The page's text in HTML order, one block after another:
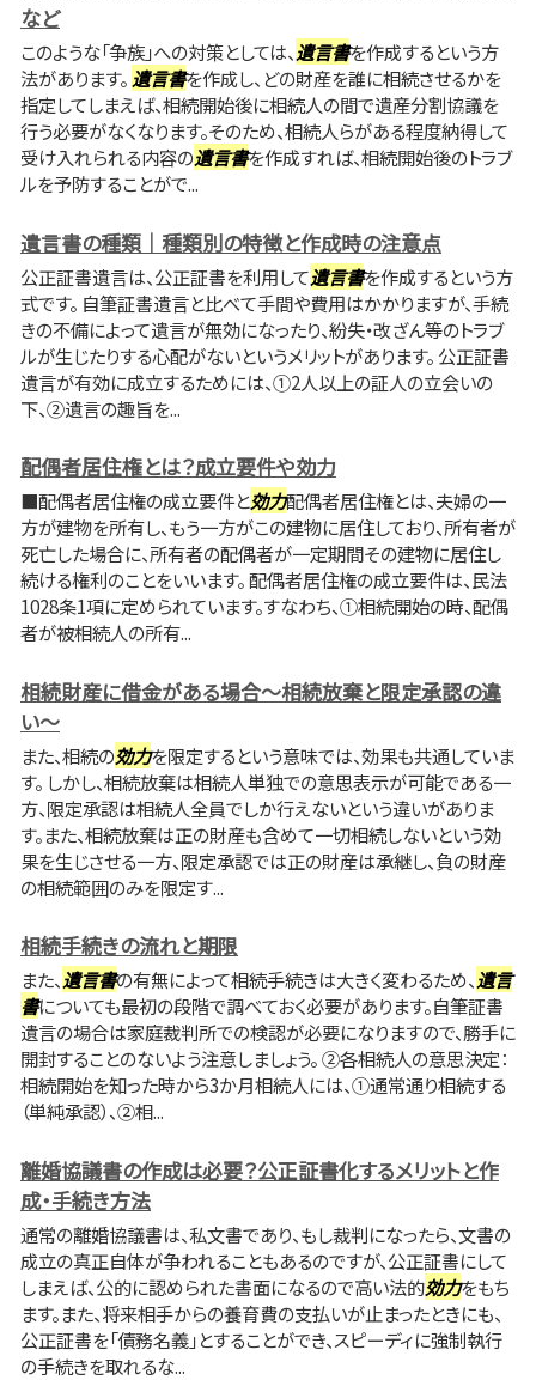
など
このような「争族」への対策としては、遺言書を作成するという方
法があります。 遺言書を作成し、どの財産を誰に相続させるかを
指定してしまえば、相続開始後に相続人の間で遺産分割協議を
行う必要がなくなります。そのため、相続人らがある程度納得して
受け入れられる内容の遺言書を作成すれば、相続開始後のトラブ
ルを予防することがで...
遺言書の種類｜種類別の特徴と作成時の注意点
公正証書遺言は、公正証書を利用して遺言書を作成するという方
式です。 自筆証書遺言と比べて手間や費用はかかりますが、手続
きの不備によって遺言が無効になったり、紛失・改ざん等のトラブ
ルが生じたりする心配がないというメリットがあります。 公正証書
遺言が有効に成立するためには、①2人以上の証人の立会いの
下、②遺言の趣旨を...
配偶者居住権とは？成立要件や効力
■配偶者居住権の成立要件と効力配偶者居住権とは、夫婦の一
方が建物を所有し、もう一方がこの建物に居住しており、所有者が
死亡した場合に、所有者の配偶者が一定期間その建物に居住し
続ける権利のことをいいます。 配偶者居住権の成立要件は、民法
1028条1項に定められています。すなわち、①相続開始の時、配偶
者が被相続人の所有...
相続財産に借金がある場合～相続放棄と限定承認の違
い～
また、相続の効力を限定するという意味では、効果も共通していま
す。 しかし、相続放棄は相続人単独での意思表示が可能である一
方、限定承認は相続人全員でしか行えないという違いがありま
す。また、相続放棄は正の財産も含めて一切相続しないという効
果を生じさせる一方、限定承認では正の財産は承継し、負の財産
の相続範囲のみを限定す...
相続手続きの流れと期限
また、遺言書の有無によって相続手続きは大きく変わるため、遺言
書についても最初の段階で調べておく必要があります。自筆証書
遺言の場合は家庭裁判所での検認が必要になりますので、勝手に
開封することのないよう注意しましょう。 ②各相続人の意思決定：
相続開始を知った時から3か月相続人には、①通常通り相続する
（単純承認）、②相...
離婚協議書の作成は必要？公正証書化するメリットと作
成・手続き方法
通常の離婚協議書は、私文書であり、もし裁判になったら、文書の
成立の真正自体が争われることもあるのですが、公正証書にして
しまえば、公的に認められた書面になるので高い法的効力をもち
ます。また、将来相手からの養育費の支払いが止まったときにも、
公正証書を「債務名義」とすることができ、スピーディに強制執行
の手続きを取れるな...